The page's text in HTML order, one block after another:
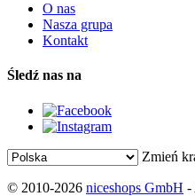
O nas
Nasza grupa
Kontakt
Śledź nas na
Zmień
© 2010-2026 niceshops GmbH -